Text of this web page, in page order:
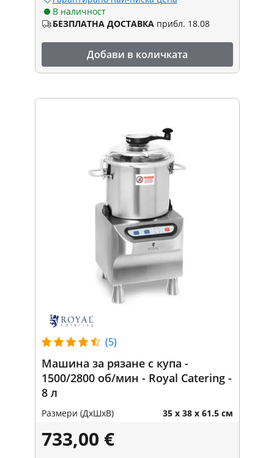
В наличност
БЕЗПЛАТНА ДОСТАВКА прибл. 18.08
Добави в количката
(5)
Машина за рязане с купа -
1500/2800 об/мин - Royal Catering -
8 л
Размери (ДxШxВ) 35 x 38 x 61.5 см
733,00 €